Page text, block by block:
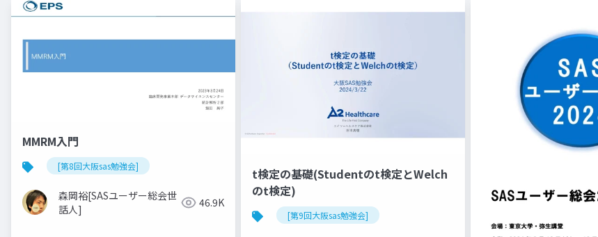
MMRM入門
[第8回大阪sas勉強会]
森岡裕[SASユーザー総会世
話人]
46.9K
t検定の基礎(Studentのt検定とWelch
のt検定)
[第9回大阪sas勉強会]